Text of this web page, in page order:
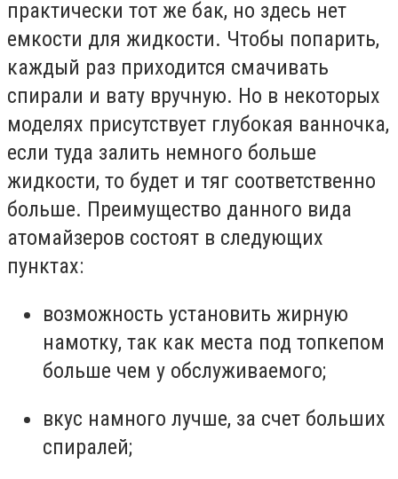
практически тот же бак, но здесь нет
емкости для жидкости. Чтобы попарить,
каждый раз приходится смачивать
спирали и вату вручную. Но в некоторых
моделях присутствует глубокая ванночка,
если туда залить немного больше
жидкости, то будет и тяг соответственно
больше. Преимущество данного вида
атомайзеров состоят в следующих
пунктах:
возможность установить жирную
намотку, так как места под топкепом
больше чем у обслуживаемого;
вкус намного лучше, за счет больших
спиралей;